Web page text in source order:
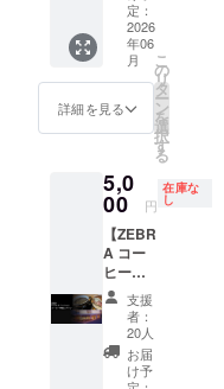
名のお
名前を
ご記入
くださ
い。
掲載希
望がな
「掲載
不要」
とご記
入くだ
さい。
間：
2026年
9月1
日〜ス
ポーツ
パーク
営業終
掲出方
法：ク
ラブハ
ウス入
口正
面、芳
名板に
個人名
を掲
出。 ※
６文字
以内推
表記は
お断り
する場
合があ
す。 ②
クラブ
正面に
御芳名
させて
いただ
きま
す。 掲
出期
間：
2026年
9月1
日〜ス
ポーツ
ざいま
す。そ
の際は
依頼い
たしま
ハウス
正面に
御芳名
させて
いただ
きま
す。 掲
出期
間：
2026年
9月1
望され
る御芳
名のお
名前を
くださ
い。 ＜
田 太郎
※万が
一、天
災など
のやむ
を得な
い理由
で掲出
場所、
掲出物
等が使
とさせ
ていた
だきま
す。
②ZEBR
A
Croissa
nt コー
ヒー券
４枚
（全ド
リンク
に使え
ます。
価格帯
約500～
750円）
※とよた
ウス入
口正
面、芳
名板に
個人名
よりも
出。 ※
御芳名
人、自
治体、
または
実在す
る団体
（競技
団体・
NPO
①クラ
ブハウ
ス正面
に御芳
名させ
ていた
だきま
間：
2026年
9月1
日〜ス
ポーツ
パーク
営業終
了まで
掲出方
法：ク
ラブハ
定：
2026
年06
月
詳細を見る
こ
の
リ
タ
ー
ン
を
選
択
す
る
5,0
00 円
在庫な
し
【ZEBR
A コー
ヒー
券・個
人プラ
ン４枚
コー
ス】 ＜
支援
者：
20人
お届
け予